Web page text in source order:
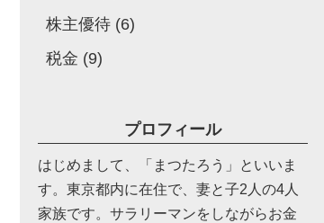
株主優待 (6)
税金 (9)
プロフィール
はじめまして、「まつたろう」といいま
す。東京都内に在住で、妻と子2人の4人
家族です。サラリーマンをしながらお金